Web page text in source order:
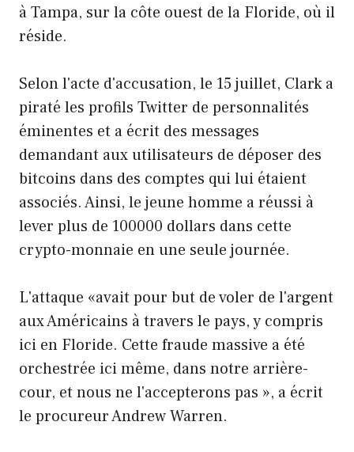
à Tampa, sur la côte ouest de la Floride, où il
réside.
Selon l'acte d'accusation, le 15 juillet, Clark a
piraté les profils Twitter de personnalités
éminentes et a écrit des messages
demandant aux utilisateurs de déposer des
bitcoins dans des comptes qui lui étaient
associés. Ainsi, le jeune homme a réussi à
lever plus de 100000 dollars dans cette
crypto-monnaie en une seule journée.
L'attaque «avait pour but de voler de l'argent
aux Américains à travers le pays, y compris
ici en Floride. Cette fraude massive a été
orchestrée ici même, dans notre arrière-
cour, et nous ne l'accepterons pas », a écrit
le procureur Andrew Warren.